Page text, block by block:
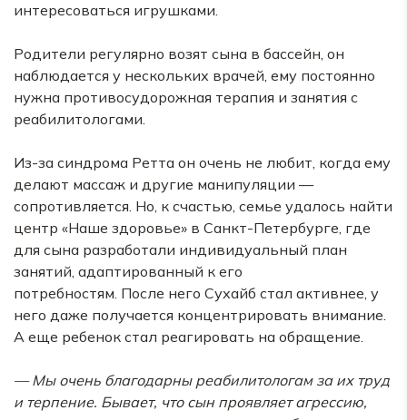
интересоваться игрушками.
Родители регулярно возят сына в бассейн, он
наблюдается у нескольких врачей, ему постоянно
нужна противосудорожная терапия и занятия с
реабилитологами.
Из-за синдрома Ретта он очень не любит, когда ему
делают массаж и другие манипуляции —
сопротивляется. Но, к счастью, семье удалось найти
центр «Наше здоровье» в Санкт-Петербурге, где
для сына разработали индивидуальный план
занятий, адаптированный к его
потребностям. После него Сухайб стал активнее, у
него даже получается концентрировать внимание.
А еще ребенок стал реагировать на обращение.
— Мы очень благодарны реабилитологам за их труд
и терпение. Бывает, что сын проявляет агрессию,